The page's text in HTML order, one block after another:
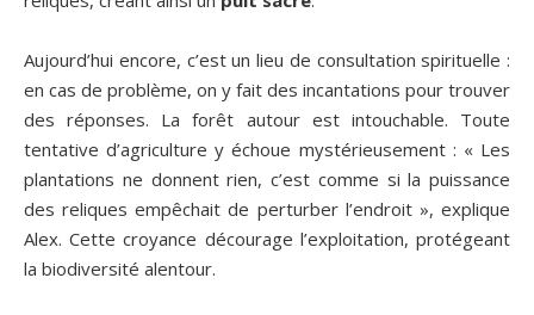
Aujourd’hui encore, c’est un lieu de consultation spirituelle :
en cas de problème, on y fait des incantations pour trouver
des réponses. La forêt autour est intouchable. Toute
tentative d’agriculture y échoue mystérieusement : « Les
plantations ne donnent rien, c’est comme si la puissance
des reliques empêchait de perturber l’endroit », explique
Alex. Cette croyance décourage l’exploitation, protégeant
la biodiversité alentour.